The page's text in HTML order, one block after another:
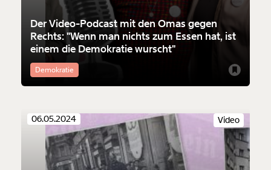
Der Video-Podcast mit den Omas gegen
Rechts: "Wenn man nichts zum Essen hat, ist
einem die Demokratie wurscht"
Demokratie
Video
06.05.2024